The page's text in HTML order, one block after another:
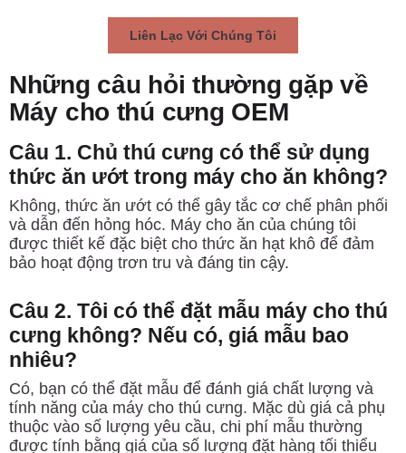
Liên Lạc Với Chúng Tôi
Những câu hỏi thường gặp về
Máy cho thú cưng OEM
Câu 1. Chủ thú cưng có thể sử dụng
thức ăn ướt trong máy cho ăn không?
Không, thức ăn ướt có thể gây tắc cơ chế phân phối
và dẫn đến hỏng hóc. Máy cho ăn của chúng tôi
được thiết kế đặc biệt cho thức ăn hạt khô để đảm
bảo hoạt động trơn tru và đáng tin cậy.
Câu 2. Tôi có thể đặt mẫu máy cho thú
cưng không? Nếu có, giá mẫu bao
nhiêu?
Có, bạn có thể đặt mẫu để đánh giá chất lượng và
tính năng của máy cho thú cưng. Mặc dù giá cả phụ
thuộc vào số lượng yêu cầu, chi phí mẫu thường
được tính bằng giá của số lượng đặt hàng tối thiểu